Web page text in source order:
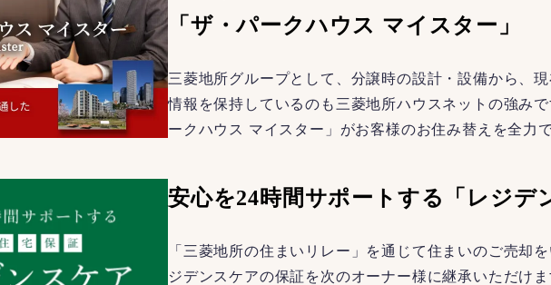
「ザ・パークハウス マイスター」
三菱地所グループとして、分譲時の設計・設備から、
情報を保持しているのも三菱地所ハウスネットの強み
ークハウス マイスター」がお客様のお住み替えを全力
安心を24時間サポートする「レジデ
「三菱地所の住まいリレー」を通じて住まいのご売却
ジデンスケアの保証を次のオーナー様に継承いただけ